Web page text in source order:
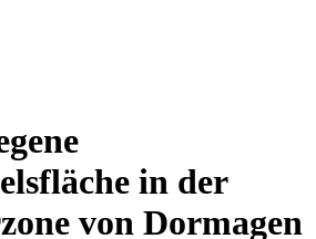
in der
von Dormagen